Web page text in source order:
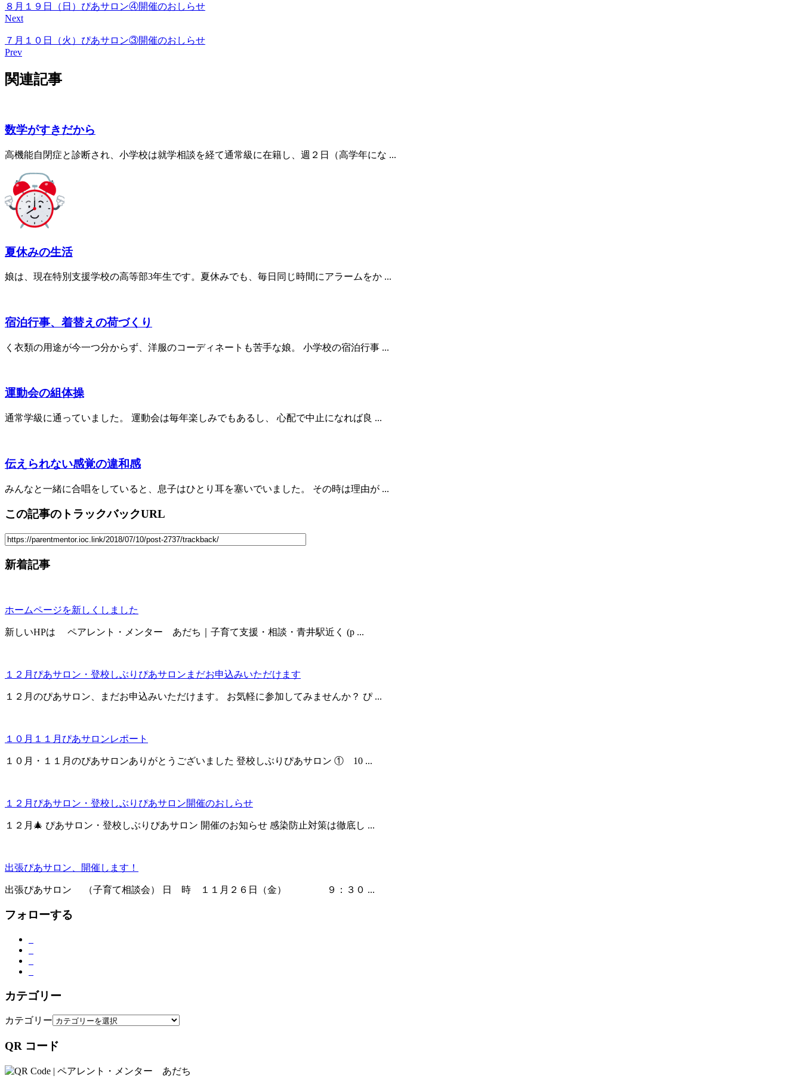
８月１９日（日）ぴあサロン④開催のおしらせ
Next
７月１０日（火）ぴあサロン③開催のおしらせ
Prev
関連記事
数学がすきだから
高機能自閉症と診断され、小学校は就学相談を経て通常級に在籍し、週２日（高学年にな ...
夏休みの生活
娘は、現在特別支援学校の高等部3年生です。夏休みでも、毎日同じ時間にアラームをか ...
宿泊行事、着替えの荷づくり
く衣類の用途が今一つ分からず、洋服のコーディネートも苦手な娘。 小学校の宿泊行事 ...
運動会の組体操
通常学級に通っていました。 運動会は毎年楽しみでもあるし、 心配で中止になれば良 ...
伝えられない感覚の違和感
みんなと一緒に合唱をしていると、息子はひとり耳を塞いでいました。 その時は理由が ...
この記事のトラックバックURL
新着記事
ホームページを新しくしました
新しいHPは ペアレント・メンター あだち｜子育て支援・相談・青井駅近く (p ...
１２月ぴあサロン・登校しぶりぴあサロンまだお申込みいただけます
１２月のぴあサロン、まだお申込みいただけます。 お気軽に参加してみませんか？ ぴ ...
１０月１１月ぴあサロンレポート
１０月・１１月のぴあサロンありがとうございました 登校しぶりぴあサロン ① 10 ...
１２月ぴあサロン・登校しぶりぴあサロン開催のおしらせ
１２月🎄 ぴあサロン・登校しぶりぴあサロン 開催のお知らせ 感染防止対策は徹底し ...
出張ぴあサロン、開催します！
出張ぴあサロン （子育て相談会） 日 時 １１月２６日（金） ９：３０ ...
フォローする
カテゴリー
カテゴリー
QR コード